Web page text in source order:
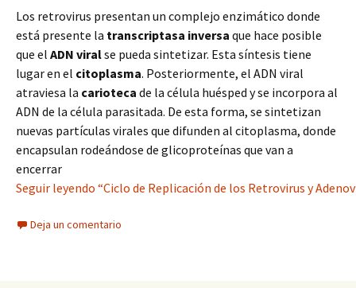
Los retrovirus presentan un complejo enzimático donde
está presente la transcriptasa inversa que hace posible
que el ADN viralse pueda sintetizar. Esta síntesis tiene
lugar en el citoplasma. Posteriormente, el ADN viral
atraviesa la carioteca de la célula huésped y se incorpora al
ADN de la célula parasitada. De esta forma, se sintetizan
nuevas partículas virales que difunden al citoplasma, donde
encapsulan rodeándose de glicoproteínas que van a
encerrar
Seguir leyendo “Ciclo de Replicación de los Retrovirus y
Deja un comentario